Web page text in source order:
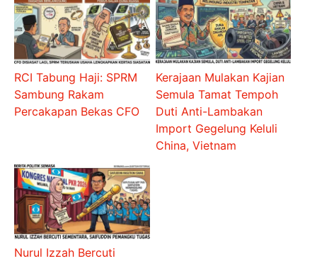
RCI Tabung Haji: SPRM
Sambung Rakam
Percakapan Bekas CFO
Kerajaan Mulakan Kajian
Semula Tamat Tempoh
Duti Anti-Lambakan
Import Gegelung Keluli
China, Vietnam
Nurul Izzah Bercuti